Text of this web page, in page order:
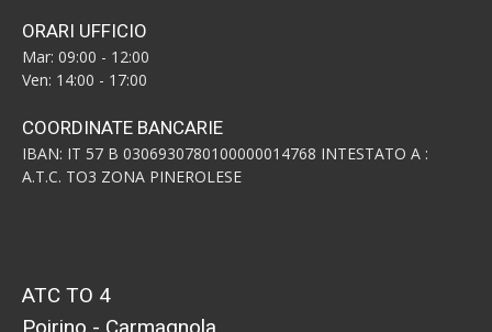
ORARI UFFICIO
Mar: 09:00 - 12:00
Ven: 14:00 - 17:00
COORDINATE BANCARIE
IBAN: IT 57 B 0306930780100000014768 INTESTATO A :
A.T.C. TO3 ZONA PINEROLESE
ATC TO 4